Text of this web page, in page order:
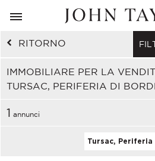
RITORNO
IMMOBILIARE PER LA
TURSAC, PERIFERIA DI
1 annunci
Tursac, Periferia